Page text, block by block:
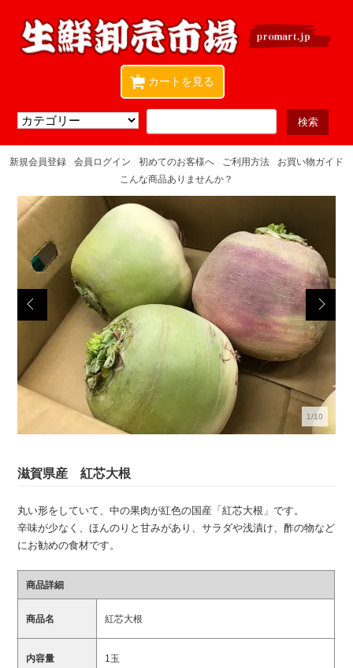
カートを見る
0
新規会員登録 会員ログイン 初めてのお客様へ ご利用方法
お買い物ガイド
こんな商品ありませんか？
1/10
滋賀県産 紅芯大根
丸い形をしていて、中の果肉が紅色の国産「紅芯大根」です。
辛味が少なく、ほんのりと甘みがあり、サラダや浅漬け、酢の物など
にお勧めの食材です。
商品詳細
商品名 紅芯大根
内容量 1玉